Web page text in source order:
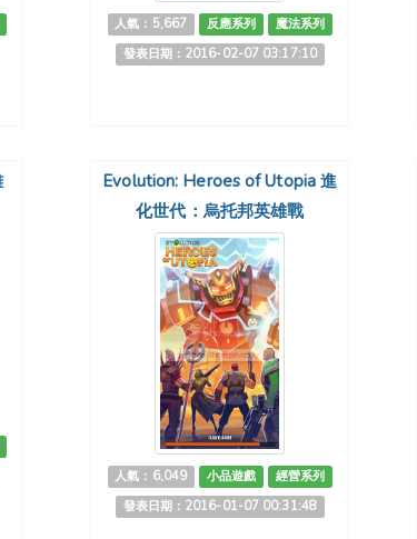
人氣：5,667 反應系列
魔法系列
發表日期：2016-02-07 03:17:10
Evolution: Heroes of Utopia 進
化世代：烏托邦英雄戰
人氣：6,049 小品遊戲
經營系列
發表日期：2016-01-07 00:31:48